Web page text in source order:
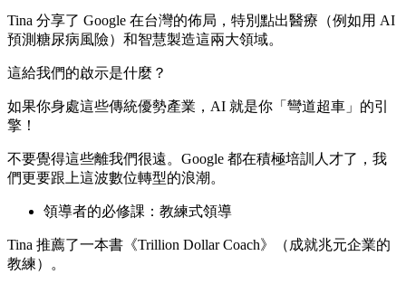
Tina 分享了 Google 在台灣的佈局，特別點出醫療（例如用 AI
預測糖尿病風險）和智慧製造這兩大領域。
這給我們的啟示是什麼？
如果你身處這些傳統優勢產業，AI 就是你「彎道超車」的引
擎！
不要覺得這些離我們很遠。Google 都在積極培訓人才了，我
們更要跟上這波數位轉型的浪潮。
領導者的必修課：教練式領導
Tina 推薦了一本書《Trillion Dollar Coach》（成就兆元企業的
教練）。